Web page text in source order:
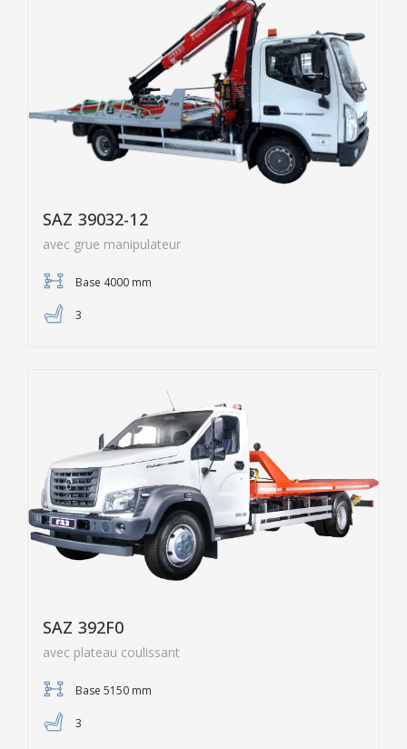
SAZ 39032-12
avec grue manipulateur
Base 4000 mm
3
SAZ 392F0
avec plateau coulissant
Base 5150 mm
3